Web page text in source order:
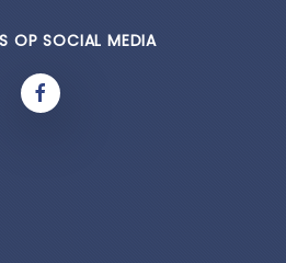
OP SOCIAL MEDIA